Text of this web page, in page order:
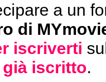
a un
di
iscriverti
iscritto.